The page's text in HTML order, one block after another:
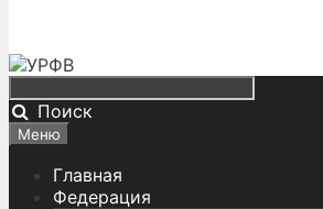
Поиск
Меню
Главная
Федерация